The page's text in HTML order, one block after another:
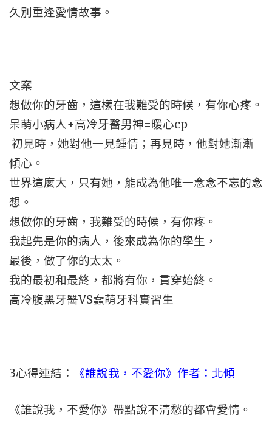
久別重逢愛情故事。
文案
想做你的牙齒，這樣在我難受的時候，有你心疼。
呆萌小病人+高冷牙醫男神=暖心cp
初見時，她對他一見鍾情；再見時，他對她漸漸
傾心。
世界這麼大，只有她，能成為他唯一念念不忘的念
想。
想做你的牙齒，我難受的時候，有你疼。
我起先是你的病人，後來成為你的學生，
最後，做了你的太太。
我的最初和最終，都將有你，貫穿始終。
高冷腹黑牙醫VS蠢萌牙科實習生
3心得連結： 《誰說我，不愛你》作者：北傾
《誰說我，不愛你》帶點說不清愁的都會愛情。